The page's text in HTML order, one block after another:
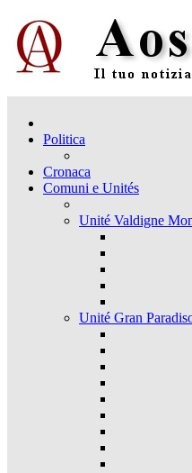
Politica
Cronaca
Comuni e Unités
Unité Valdigne
Unité Gran